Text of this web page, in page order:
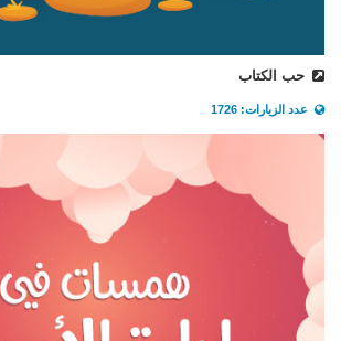
حب الكتاب
عدد الزيارات: 1726